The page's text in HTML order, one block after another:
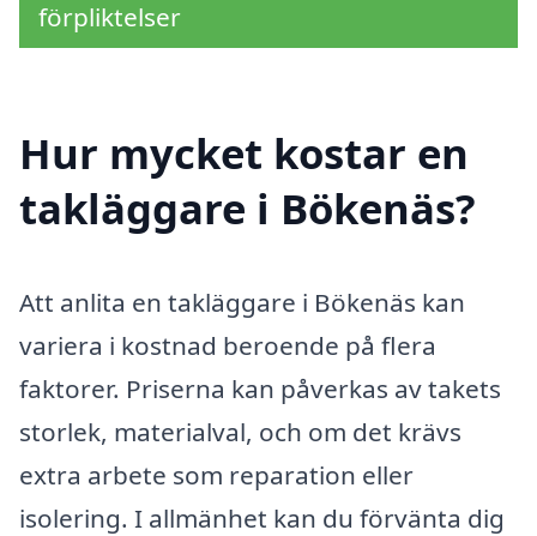
förpliktelser
Hur mycket kostar en
takläggare i Bökenäs?
Att anlita en takläggare i Bökenäs kan
variera i kostnad beroende på flera
faktorer. Priserna kan påverkas av takets
storlek, materialval, och om det krävs
extra arbete som reparation eller
isolering. I allmänhet kan du förvänta dig